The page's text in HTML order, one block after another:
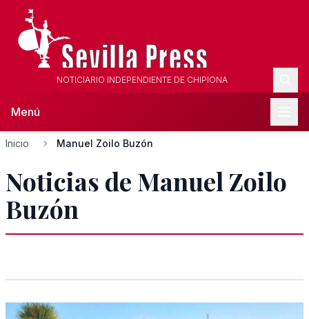
NOTICIARIO INDEPENDIENTE DE CHIPIONA
Menú
Inicio Manuel Zoilo Buzón
Noticias de Manuel Zoilo
Buzón